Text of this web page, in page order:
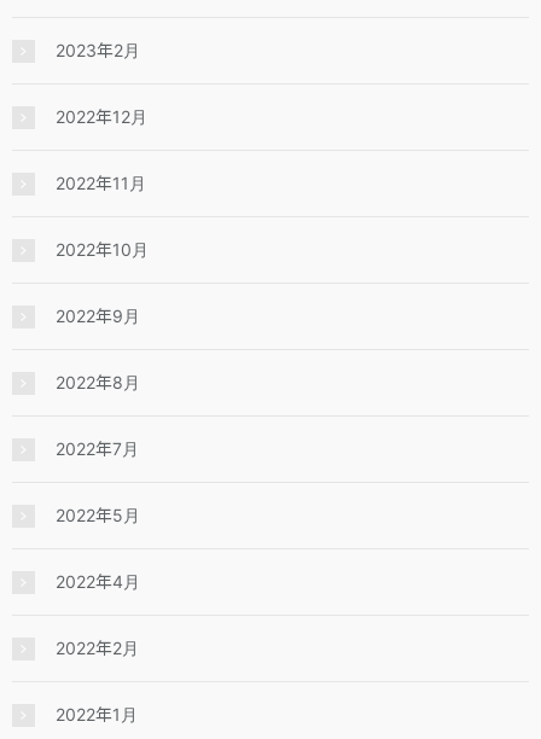
2023年2月
2022年12月
2022年11月
2022年10月
2022年9月
2022年8月
2022年7月
2022年5月
2022年4月
2022年2月
2022年1月